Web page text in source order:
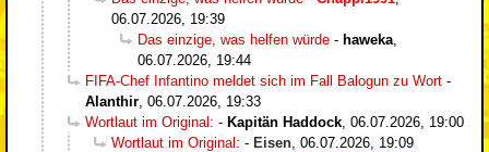
06.07.2026, 19:39
Das einzige, was helfen würde - haweka
06.07.2026, 19:44
FIFA-Chef Infantino meldet sich im Fall Balogun zu Wort -
Alanthir 06.07.2026, 19:33
Wortlaut im Original: - Kapitän Haddock 06.07.2026, 19:00
Wortlaut im Original: - Eisen 06.07.2026, 19:09